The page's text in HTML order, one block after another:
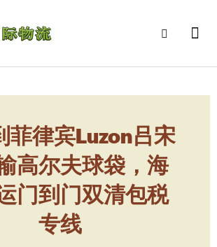
菲律宾Luzon吕宋
高尔夫球袋，海
门到门双清包税
专线